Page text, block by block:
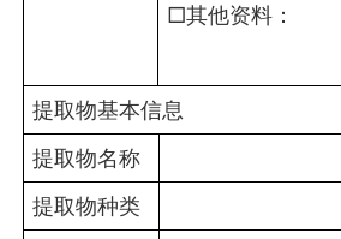
□其他资料：
提取物基本信息
提取物名称
提取物种类